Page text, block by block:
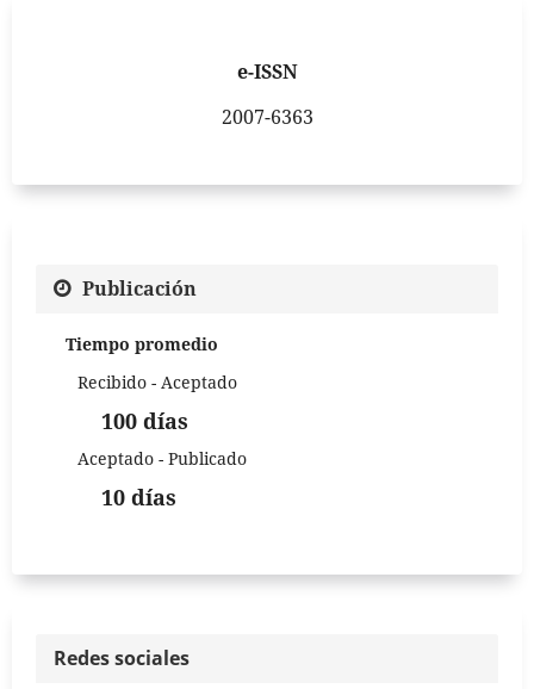
e-ISSN
2007-6363
Publicación
Tiempo promedio
Recibido - Aceptado
100 días
Aceptado - Publicado
10 días
Redes sociales